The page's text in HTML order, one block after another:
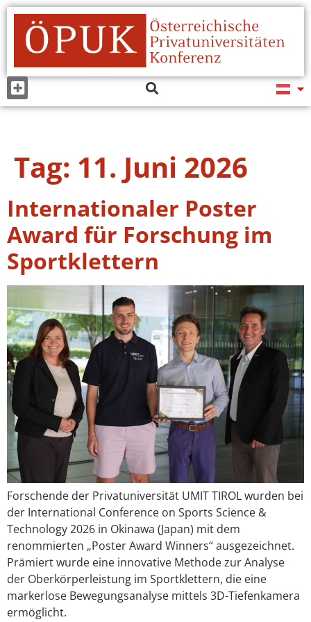
Tag: 11. Juni 2026
Internationaler Poster
Award für Forschung im
Sportklettern
Forschende der Privatuniversität UMIT TIROL wurden bei
der International Conference on Sports Science &
Technology 2026 in Okinawa (Japan) mit dem
renommierten „Poster Award Winners“ ausgezeichnet.
Prämiert wurde eine innovative Methode zur Analyse
der Oberkörperleistung im Sportklettern, die eine
markerlose Bewegungsanalyse mittels 3D-Tiefenkamera
ermöglicht.